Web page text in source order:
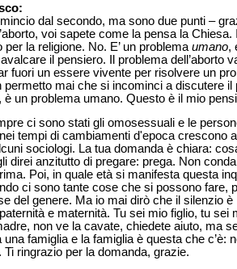
dal secondo, ma sono due punti –
voi sapete come la pensa la
per la religione. No. E’ un problema umano,
il pensiero. Il problema dell’aborto
fuori un essere vivente per risolvere un
permetto mai che si incominci a discutere
è un problema umano. Questo è il mio
ci sono stati gli omosessuali e le
tempi di cambiamenti d'epoca crescono
sociologi. La tua domanda è chiara:
direi anzitutto di pregare: prega. Non
Poi, in quale età si manifesta questa
ci sono tante cose che si possono fare,
del genere. Ma io mai dirò che il silenzio
e maternità. Tu sei mio figlio, tu
non ve la cavate, chiedete aiuto, ma
una famiglia e la famiglia è questa che
Ti ringrazio per la domanda, grazie.